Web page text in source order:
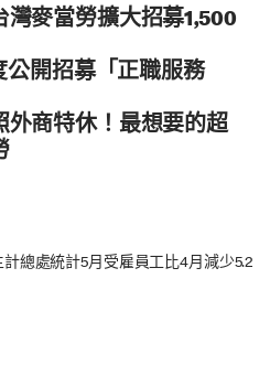
麥當勞擴大招募1,500
公開招募「正職服務
外商特休！最想要的超
總處統計5月受雇員工比4月減少5.2